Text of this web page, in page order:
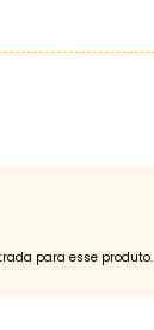
para esse produto.